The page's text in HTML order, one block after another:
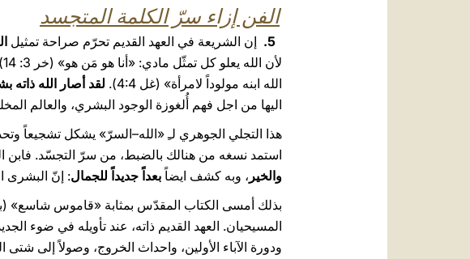
الفن إزاء سرّ الكلمة المتجسد
5. إن الشريعة في العهد القديم تحرّم صراحة تمثيل
الله ابنه مولوداً لامرأة» (غل 4:4).
لقد أصار الله
اليها من اجل فهم أُلغوزة الوجود البشري، والعالم
هذا التجلي الجوهري لـِ «الله–السرّ» يشكل تشجيعاً
استمد نسغه من هنالك بالضبط، من سرّ التجسّد. فابن
والخير ، وبه كشف ايضاً بعداً جديداً للجمال: إنّ البشرى
بذلك أمسى الكتاب المقدّس بمثابة «قاموس شاسع»
المسيحيان. العهد القديم ذاته، عند تأويله في ضوء
ودورة الآباء الأولين، واحداث الخروج، وصولاً إلى